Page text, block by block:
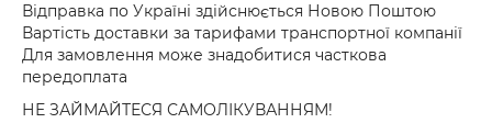
Відправка по Україні здійснюється Новою Поштою
Вартість доставки за тарифами транспортної компанії
Для замовлення може знадобитися часткова
передоплата
НЕ ЗАЙМАЙТЕСЯ САМОЛІКУВАННЯМ!